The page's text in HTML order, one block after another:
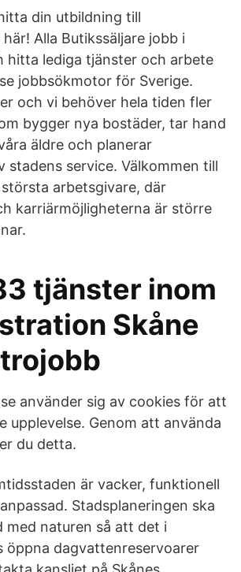
din utbildning till
Alla Butikssäljare jobb i
hitta lediga tjänster och arbete
jobbsökmotor för Sverige.
och vi behöver hela tiden fler
bygger nya bostäder, tar hand
äldre och planerar
stadens service. Välkommen till
arbetsgivare, där
karriärmöjligheterna är större
tjänster inom
Skåne
använder sig av cookies för att
upplevelse. Genom att använda
du detta.
är vacker, funktionell
Stadsplaneringen ska
med naturen så att det i
öppna dagvattenreservoarer